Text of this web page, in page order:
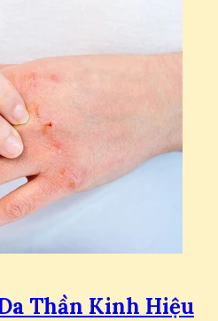
Thần Kinh Hiệu